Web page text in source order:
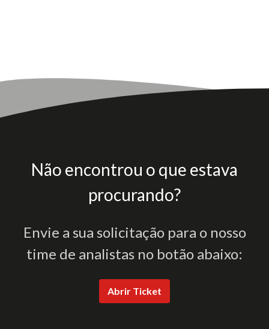
Não encontrou o que estava
procurando?
Envie a sua solicitação para o nosso
time de analistas no botão abaixo:
Abrir Ticket